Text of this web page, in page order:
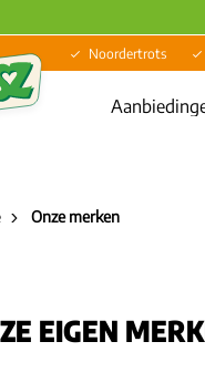
Noordertrots
Onze merken
EIGEN